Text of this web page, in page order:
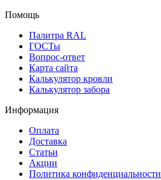
Помощь
Палитра RAL
ГОСТы
Вопрос-ответ
Карта сайта
Калькулятор кровли
Калькулятор забора
Информация
Оплата
Доставка
Статьи
Акции
Политика конфиденциальности